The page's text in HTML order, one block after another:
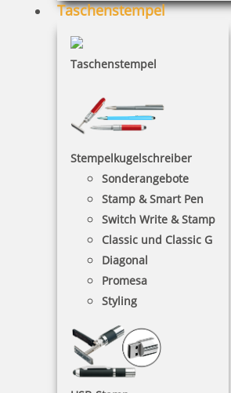
Taschenstempel
Taschenstempel
Stempelkugelschreiber
Sonderangebote
Stamp & Smart Pen
Switch Write & Stamp
Classic und Classic G
Diagonal
Promesa
Styling
Logos, Vorlagen, Musterscans
bitte hier hoch. Erlaubte Formate
xls, doc und eine Dateigröße von
Dateien hier her
Doppelklick um auf Computer
es wurden noch keine
hochgeladen